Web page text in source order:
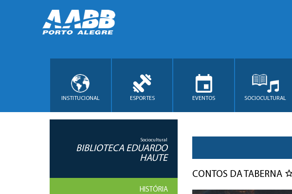
INSTITUCIONAL ESPORTES EVENTOS SOCIOCULTURAL
Sociocultural
BIBLIOTECA EDUARDO
HAUTE
HISTÓRIA
CONTOS DA TABERNA